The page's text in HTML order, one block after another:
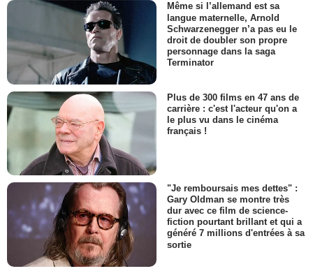
Même si l’allemand est sa
langue maternelle, Arnold
Schwarzenegger n’a pas eu le
droit de doubler son propre
personnage dans la saga
Terminator
Plus de 300 films en 47 ans de
carrière : c'est l'acteur qu'on a
le plus vu dans le cinéma
français !
"Je remboursais mes dettes" :
Gary Oldman se montre très
dur avec ce film de science-
fiction pourtant brillant et qui a
généré 7 millions d'entrées à sa
sortie